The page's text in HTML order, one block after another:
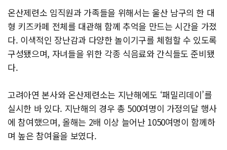
온산제련소 임직원과 가족들을 위해서는 울산 남구의 한 대
형 키즈카페 전체를 대관해 함께 추억을 만드는 시간을 가졌
다. 이색적인 장난감과 다양한 놀이기구를 체험할 수 있도록
구성됐으며, 자녀들을 위한 각종 식음료와 간식들도 준비됐
다.
고려아연 본사와 온산제련소는 지난해에도 ‘패밀리데이’를
실시한 바 있다. 지난해의 경우 총 500여명이 가정의달 행사
에 참여했으며, 올해는 2배 이상 늘어난 1050여명이 함께하
며 높은 참여율을 보였다.